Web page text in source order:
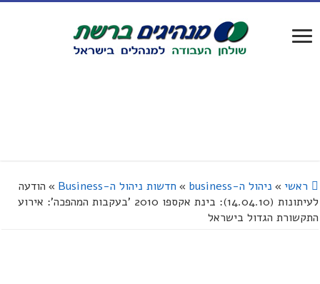
ראשי » ניהול ה-business » חדשות ניהול ה-Business » הודעה
לעיתונות (14.04.10): בינת אקספו 2010 'בעקבות המהפכה': אירוע
התקשורת הגדול בישראל